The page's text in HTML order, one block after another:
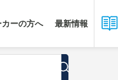
ーの方へ 最新情報